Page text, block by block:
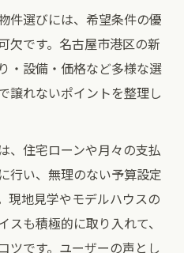
件選びには、希望条件の優
欠です。名古屋市港区の新
・設備・価格など多様な選
譲れないポイントを整理し
、住宅ローンや月々の支払
行い、無理のない予算設定
現地見学やモデルハウスの
も積極的に取り入れて、
ツです。ユーザーの声とし